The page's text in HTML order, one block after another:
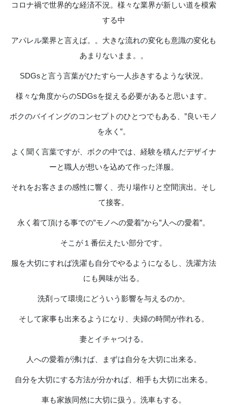
コロナ禍で世界的な経済不況。様々な業界が新しい道を模索
する中
アパレル業界と言えば。。大きな流れの変化も意識の変化も
あまりないまま。。
SDGsと言う言葉がひたすら一人歩きするような状況。
様々な角度からのSDGsを捉える必要があると思います。
ボクのバイイングのコンセプトのひとつでもある、”良いモノ
を永く”。
よく聞く言葉ですが、ボクの中では、経験を積んだデザイナ
ーと職人が想いを込めて作った洋服。
それをお客さまの感性に響く、売り場作りと空間演出。そし
て接客。
永く着て頂ける事での”モノへの愛着”から”人への愛着”。
そこが１番伝えたい部分です。
服を大切にすれば洗濯も自分でやるようになるし、洗濯方法
にも興味が出る。
洗剤って環境にどういう影響を与えるのか。
そして家事も出来るようになり、夫婦の時間が作れる。
妻とイチャつける。
人への愛着が沸けば、まずは自分を大切に出来る。
自分を大切にする方法が分かれば、相手も大切に出来る。
車も家族同然に大切に扱う。洗車もする。